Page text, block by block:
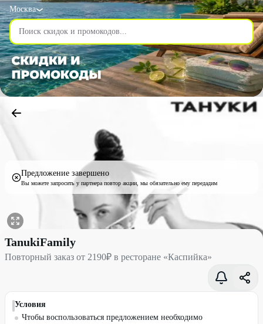
Москва
Предложение завершено
Вы можете запросить у партнера повтор акции, мы обязательно ему передадим
Повторный заказ от 2190₽ в ресторане «Каспийка» со
TanukiFamily
Повторный заказ от 2190₽ в ресторане «Каспийка»
Условия
Чтобы воспользоваться предложением необходимо